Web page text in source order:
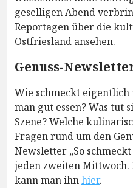
geselligen Abend
Reportagen über die
Ostfriesland ansehen.
Genuss-
Wie schmeckt eigentlich
man gut essen? Was tut
Szene? Welche
Fragen rund um den
Newsletter „So
jeden zweiten Mittwoch.
kann man ihnhier.